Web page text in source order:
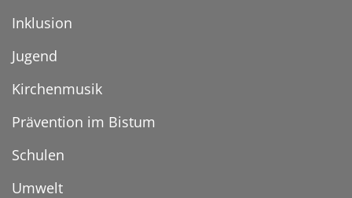
Inklusion
Jugend
Kirchenmusik
Prävention im Bistum
Schulen
Umwelt